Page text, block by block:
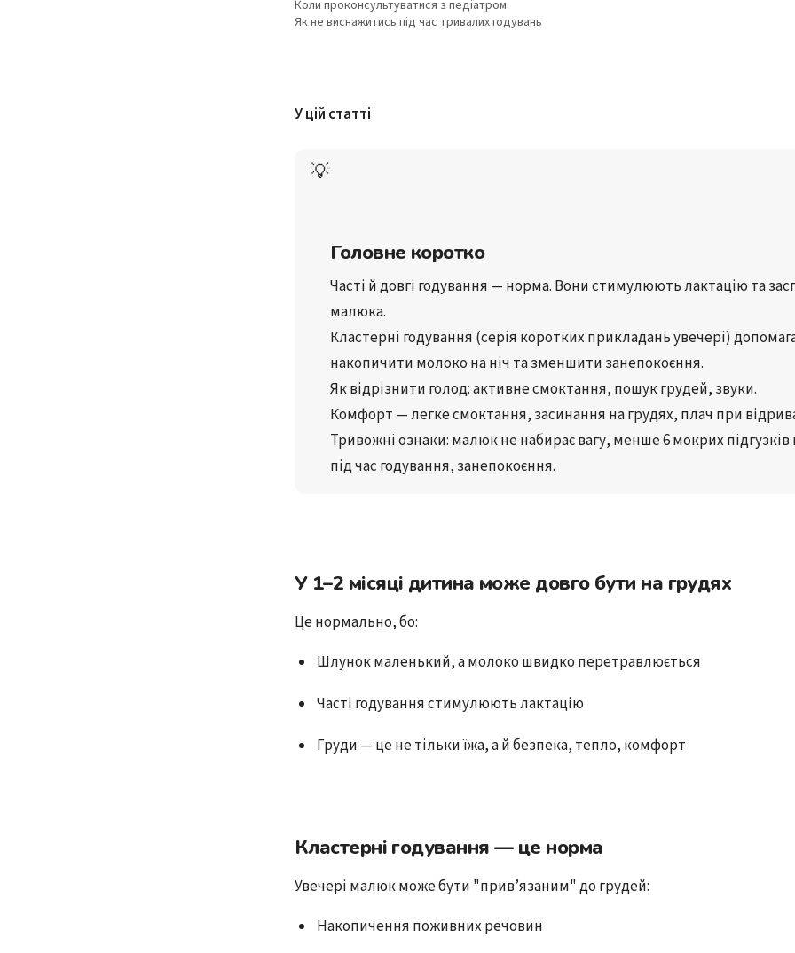
Коли проконсультуватися з педіатром
Як не виснажитись під час тривалих годувань
У цій статті
💡
Головне коротко
Часті й довгі годування — норма. Вони стимулюють лактацію та
малюка.
Кластерні годування (серія коротких прикладань увечері)
накопичити молоко на ніч та зменшити занепокоєння.
Як відрізнити голод: активне смоктання, пошук грудей, звуки.
Комфорт — легке смоктання, засинання на грудях, плач при
Тривожні ознаки: малюк не набирає вагу, менше 6 мокрих підгузків
під час годування, занепокоєння.
У 1–2 місяці дитина може довго бути на грудях
Це нормально, бо:
Шлунок маленький, а молоко швидко перетравлюється
Часті годування стимулюють лактацію
Груди — це не тільки їжа, а й безпека, тепло, комфорт
Кластерні годування — це норма
Увечері малюк може бути "прив’язаним" до грудей:
Накопичення поживних речовин